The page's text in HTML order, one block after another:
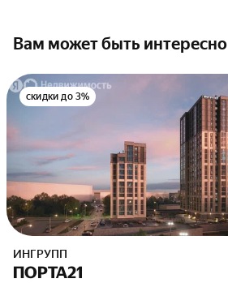
Вам может быть интересно
скидки до 3%
ИНГРУПП
ПОРТА21